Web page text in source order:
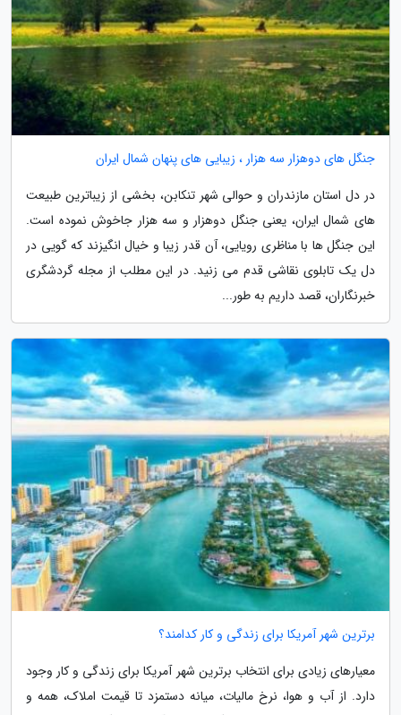
جنگل های دوهزار سه هزار ، زیبایی های پنهان شمال ایران
در دل استان مازندران و حوالی شهر تنکابن، بخشی از زیباترین طبیعت
های شمال ایران، یعنی جنگل دوهزار و سه هزار جاخوش نموده است.
این جنگل ها با مناظری رویایی، آن قدر زیبا و خیال انگیزند که گویی در
دل یک تابلوی نقاشی قدم می زنید. در این مطلب از مجله گردشگری
خبرنگاران، قصد داریم به طور...
برترین شهر آمریکا برای زندگی و کار کدامند؟
معیارهای زیادی برای انتخاب برترین شهر آمریکا برای زندگی و کار وجود
دارد. از آب و هوا، نرخ مالیات، میانه دستمزد تا قیمت املاک، همه و